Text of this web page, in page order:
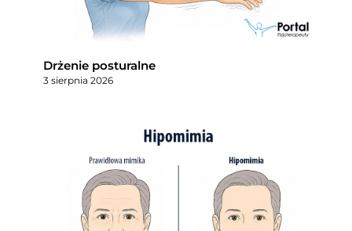
Drżenie posturalne
3 sierpnia 2026